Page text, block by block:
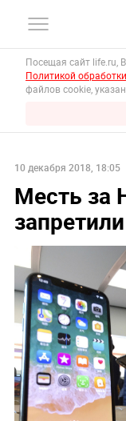
Посещая сайт life.ru,
Политикой
файлов cookie,
10 декабря 2018, 18:05
Месть за